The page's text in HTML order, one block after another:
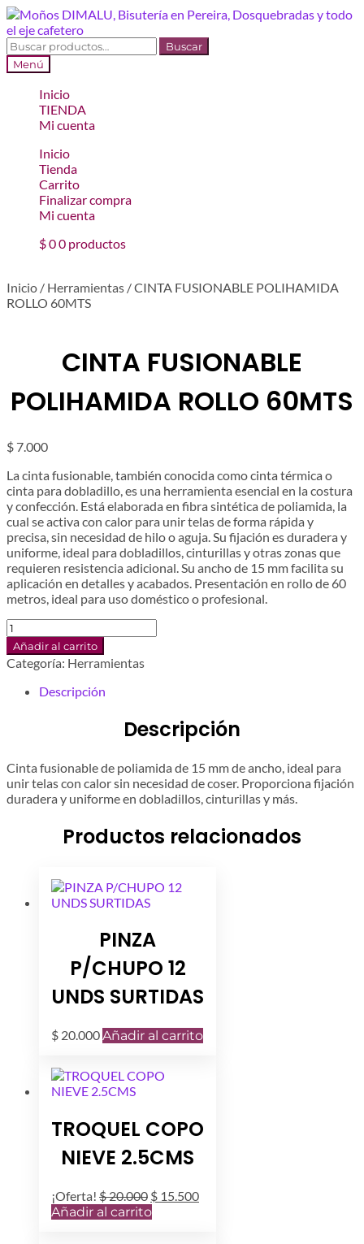
Ir
a
la
navegación
Ir
al
contenido
Buscar
por:
Buscar
Menú
Inicio
TIENDA
Mi cuenta
Inicio
Tienda
Carrito
Finalizar compra
Mi cuenta
$00 productos
Inicio / Herramientas /CINTA FUSIONABLE POLIHAMIDA
ROLLO 60MTS
CINTA FUSIONABLE
POLIHAMIDA ROLLO 60MTS
$ 7.000
La cinta fusionable, también conocida como cinta térmica o
cinta para dobladillo, es una herramienta esencial en la costura
y confección. Está elaborada en fibra sintética de poliamida, la
cual se activa con calor para unir telas de forma rápida y
precisa, sin necesidad de hilo o aguja. Su fijación es duradera y
uniforme, ideal para dobladillos, cinturillas y otras zonas que
requieren resistencia adicional. Su ancho de 15 mm facilita su
aplicación en detalles y acabados. Presentación en rollo de 60
metros, ideal para uso doméstico o profesional.
CINTA
FUSIONABLE
POLIHAMIDA
ROLLO
60MTS
Añadir al carrito
Categoría: Herramientas
Descripción
Descripción
Cinta fusionable de poliamida de 15 mm de ancho, ideal para
unir telas con calor sin necesidad de coser. Proporciona fijación
duradera y uniforme en dobladillos, cinturillas y más.
Productos relacionados
PINZA
P/CHUPO 12
UNDS SURTIDAS
$ 20.000Añadir al carrito
TROQUEL COPO
NIEVE 2.5CMS
¡Oferta! $20.000 El
precio
$ 15.500El
Añadir al carrito